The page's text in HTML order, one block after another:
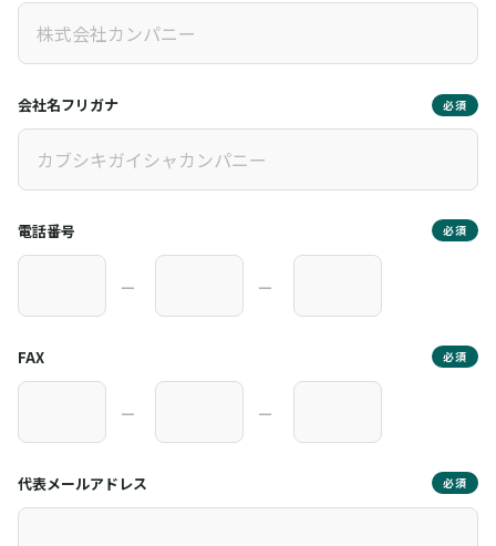
会社名フリガナ 必須
電話番号 必須
― ―
FAX 必須
― ―
代表メールアドレス 必須